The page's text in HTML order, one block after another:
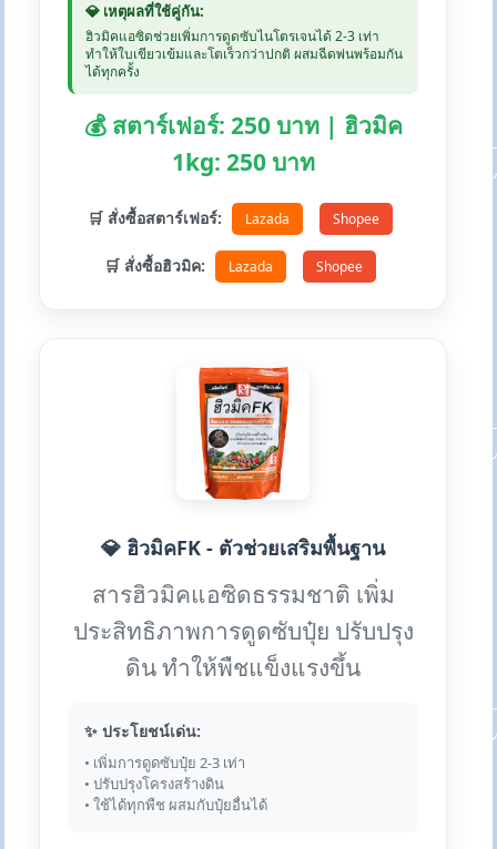
💎 เหตุผลที่ใช้คู่กัน:
ฮิวมิคแอซิดช่วยเพิ่มการดูดซับไนโตรเจนได้ 2-3 เท่า
ทำให้ใบเขียวเข้มและโตเร็วกว่าปกติ ผสมฉีดพ่นพร้อมกัน
ได้ทุกครั้ง
💰 สตาร์เฟอร์: 250 บาท | ฮิวมิค
1kg: 250 บาท
🛒 สั่งซื้อสตาร์เฟอร์: Lazada Shopee
🛒 สั่งซื้อฮิวมิค: Lazada Shopee
💎 ฮิวมิคFK - ตัวช่วยเสริมพื้นฐาน
สารฮิวมิคแอซิดธรรมชาติ เพิ่ม
ประสิทธิภาพการดูดซับปุ๋ย ปรับปรุง
ดิน ทำให้พืชแข็งแรงขึ้น
✨ ประโยชน์เด่น:
• เพิ่มการดูดซับปุ๋ย 2-3 เท่า
• ปรับปรุงโครงสร้างดิน
• ใช้ได้ทุกพืช ผสมกับปุ๋ยอื่นได้